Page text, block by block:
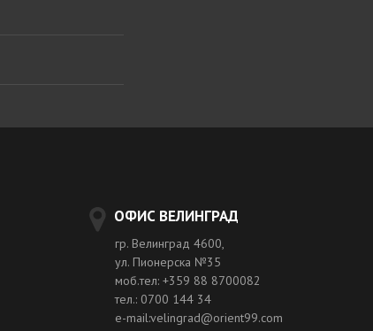
ОФИС ВЕЛИНГРАД
гр. Велинград 4600,
ул. Пионерска №35
моб.тел: +359 88 8700082
тел.: 0700 144 34
e-mail:velingrad@orient99.com